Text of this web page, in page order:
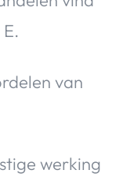
van
werking